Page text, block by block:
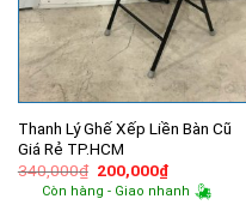
Thanh Lý Ghế Xếp Liền Bàn Cũ
Giá Rẻ TP.HCM
340,000₫ Giá
gốc
là:
200,000₫Giá
hiện
tại
Còn hàng - Giao nhanh